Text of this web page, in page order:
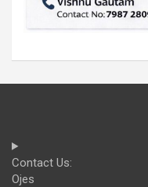
Contact Us:
Ojes